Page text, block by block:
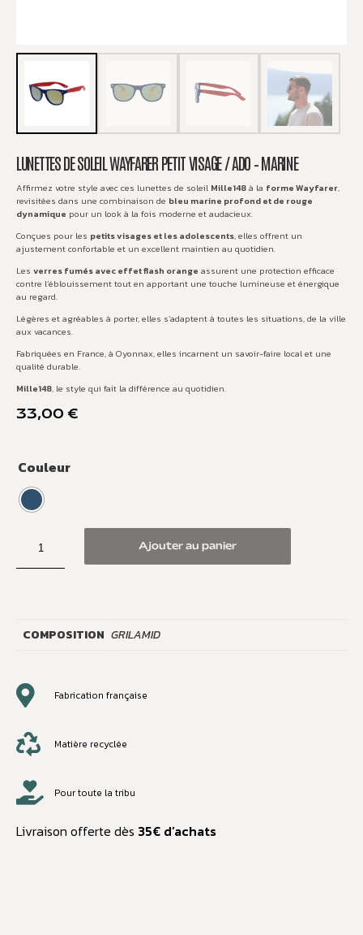
LUNETTES DE SOLEIL WAYFARER PETIT VISAGE / ADO – MARINE
Affirmez votre style avec ces lunettes de soleil Mille148à la forme Wayfarer,
revisitées dans une combinaison de bleu marine profond et de rouge
dynamique pour un look à la fois moderne et audacieux.
Conçues pour les petits visages et les adolescents, elles offrent un
ajustement confortable et un excellent maintien au quotidien.
Les verres fumés avec effet flash orange assurent une protection efficace
contre l’éblouissement tout en apportant une touche lumineuse et énergique
au regard.
Légères et agréables à porter, elles s’adaptent à toutes les situations, de la ville
aux vacances.
Fabriquées en France, à Oyonnax, elles incarnent un savoir-faire local et une
qualité durable.
Mille148, le style qui fait la différence au quotidien.
33,00 €
Couleur
Ajouter au panier
COMPOSITION GRILAMID
Fabrication française
Matière recyclée
Pour toute la tribu
Livraison offerte dès 35€ d’achats